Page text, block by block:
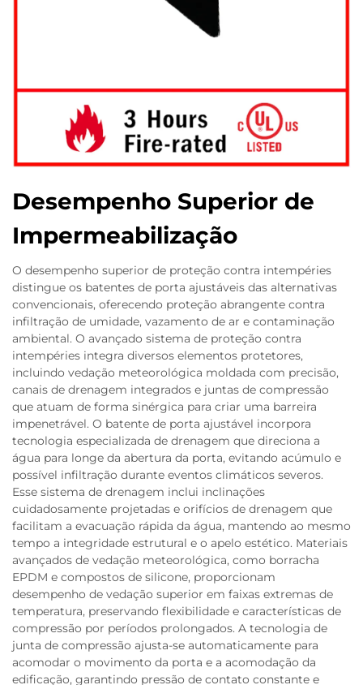
Desempenho Superior de
Impermeabilização
O desempenho superior de proteção contra intempéries
distingue os batentes de porta ajustáveis das alternativas
convencionais, oferecendo proteção abrangente contra
infiltração de umidade, vazamento de ar e contaminação
ambiental. O avançado sistema de proteção contra
intempéries integra diversos elementos protetores,
incluindo vedação meteorológica moldada com precisão,
canais de drenagem integrados e juntas de compressão
que atuam de forma sinérgica para criar uma barreira
impenetrável. O batente de porta ajustável incorpora
tecnologia especializada de drenagem que direciona a
água para longe da abertura da porta, evitando acúmulo e
possível infiltração durante eventos climáticos severos.
Esse sistema de drenagem inclui inclinações
cuidadosamente projetadas e orifícios de drenagem que
facilitam a evacuação rápida da água, mantendo ao mesmo
tempo a integridade estrutural e o apelo estético. Materiais
avançados de vedação meteorológica, como borracha
EPDM e compostos de silicone, proporcionam
desempenho de vedação superior em faixas extremas de
temperatura, preservando flexibilidade e características de
compressão por períodos prolongados. A tecnologia de
junta de compressão ajusta-se automaticamente para
acomodar o movimento da porta e a acomodação da
edificação, garantindo pressão de contato constante e